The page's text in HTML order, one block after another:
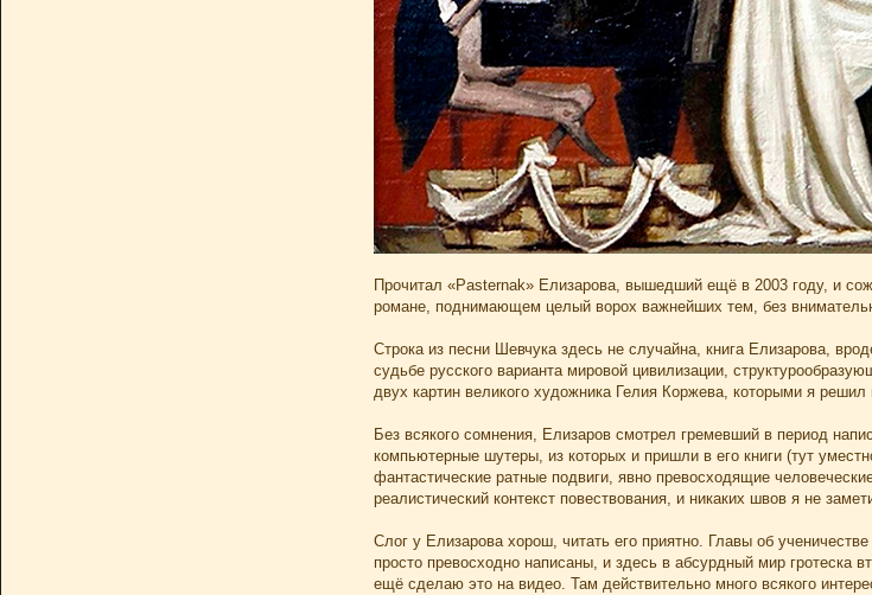
Прочитал «Pasternak» Елизарова, вышедший ещё в 2003 году, и
романе, поднимающем целый ворох важнейших тем, без
Строка из песни Шевчука здесь не случайна, книга Елизарова,
судьбе русского варианта мировой цивилизации,
двух картин великого художника Гелия Коржева, которыми я
Без всякого сомнения, Елизаров смотрел гремевший в период
компьютерные шутеры, из которых и пришли в его книги (тут
фантастические ратные подвиги, явно превосходящие
реалистический контекст повествования, и никаких швов я не
Слог у Елизарова хорош, читать его приятно. Главы об
просто превосходно написаны, и здесь в абсурдный мир гротеска
ещё сделаю это на видео. Там действительно много всякого